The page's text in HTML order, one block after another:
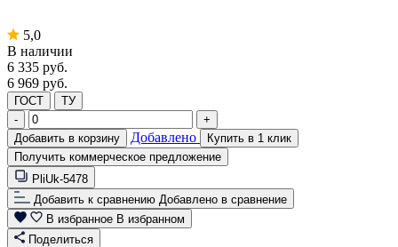
5,0
В наличии
6 335 руб.
6 969 руб.
ГОСТ
ТУ
-
+
Добавить в корзину
Добавлено
Купить в 1 клик
Получить коммерческое предложение
PliUk-5478
Добавить к сравнению Добавлено в сравнение
В избранное В избранном
Поделиться